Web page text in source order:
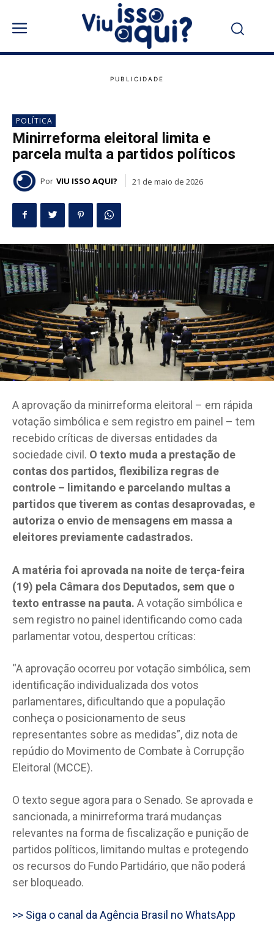
POLÍTICA
Minirreforma eleitoral limita e
parcela multa a partidos políticos
Por VIU ISSO AQUI? 21 de maio de 2026
A aprovação da minirreforma eleitoral – em rápida
votação simbólica e sem registro em painel – tem
recebido críticas de diversas entidades da
sociedade civil. O texto muda a prestação de
contas dos partidos, flexibiliza regras de
controle – limitando e parcelando multas a
partidos que tiverem as contas desaprovadas, e
autoriza o envio de mensagens em massa a
eleitores previamente cadastrados.
A matéria foi aprovada na noite de terça-feira
(19) pela Câmara dos Deputados, sem que o
texto entrasse na pauta. A votação simbólica e
sem registro no painel identificando como cada
parlamentar votou, despertou críticas:
“A aprovação ocorreu por votação simbólica, sem
identificação individualizada dos votos
parlamentares, dificultando que a população
conheça o posicionamento de seus
representantes sobre as medidas”, diz nota de
repúdio do Movimento de Combate à Corrupção
Eleitoral (MCCE).
O texto segue agora para o Senado. Se aprovada e
sancionada, a minirreforma trará mudanças
relevantes na forma de fiscalização e punição de
partidos políticos, limitando multas e protegendo
os recursos do Fundo Partidário, que não poderá
ser bloqueado.
>> Siga o canal da Agência Brasil no WhatsApp